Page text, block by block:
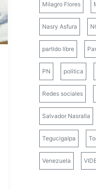
Milagro Flores
Nasry Asfura
partido libre
PN politica
Redes sociales
Salvador Nasralla
Tegucigalpa
Venezuela